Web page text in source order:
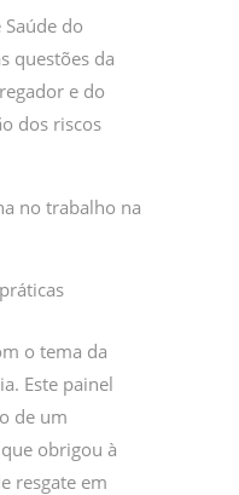
Saúde do
questões da
e do
dos riscos
no trabalho na
o tema da
Este painel
de um
obrigou à
resgate em